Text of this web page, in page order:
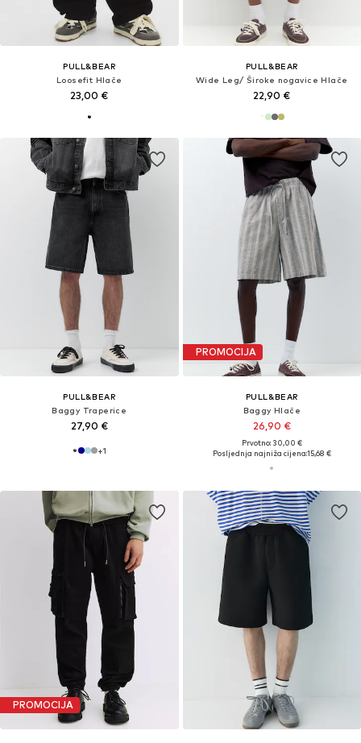
PULL&BEAR
Loosefit Hlače
23,00 €
PULL&BEAR
Wide Leg/ Široke nogavice Hlače
22,90 €
PULL&BEAR
Baggy Traperice
27,90 €
+1
PROMOCIJA
PULL&BEAR
Baggy Hlače
26,90 €
Prvotno: 30,00 €
Posljednja najniža cijena:15,68 €
PROMOCIJA